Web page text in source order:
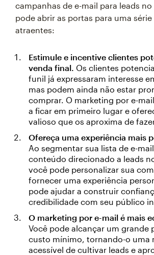
campanhas de e-mail para leads
pode abrir as portas para uma
atraentes:
Estimule e incentive clientes
venda final. Os clientes
funil já expressaram interesse
mas podem ainda não estar
comprar. O marketing por e-
a ficar em primeiro lugar e
valioso que os aproxima de
Ofereça uma experiência mais
Ao segmentar sua lista de e-
conteúdo direcionado a leads
você pode personalizar sua
fornecer uma experiência
pode ajudar a construir
credibilidade com seu público
O marketing por e-mail é mais
Você pode alcançar um grande
custo mínimo, tornando-o uma
acessível de cultivar leads e